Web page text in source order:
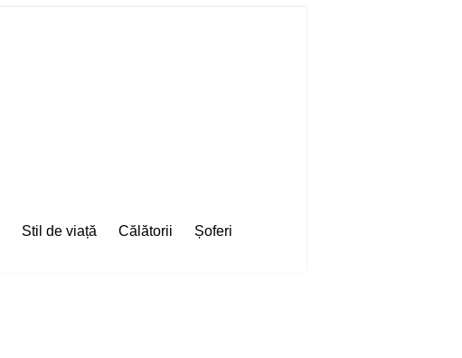
Stil de viață Călătorii
Șoferi